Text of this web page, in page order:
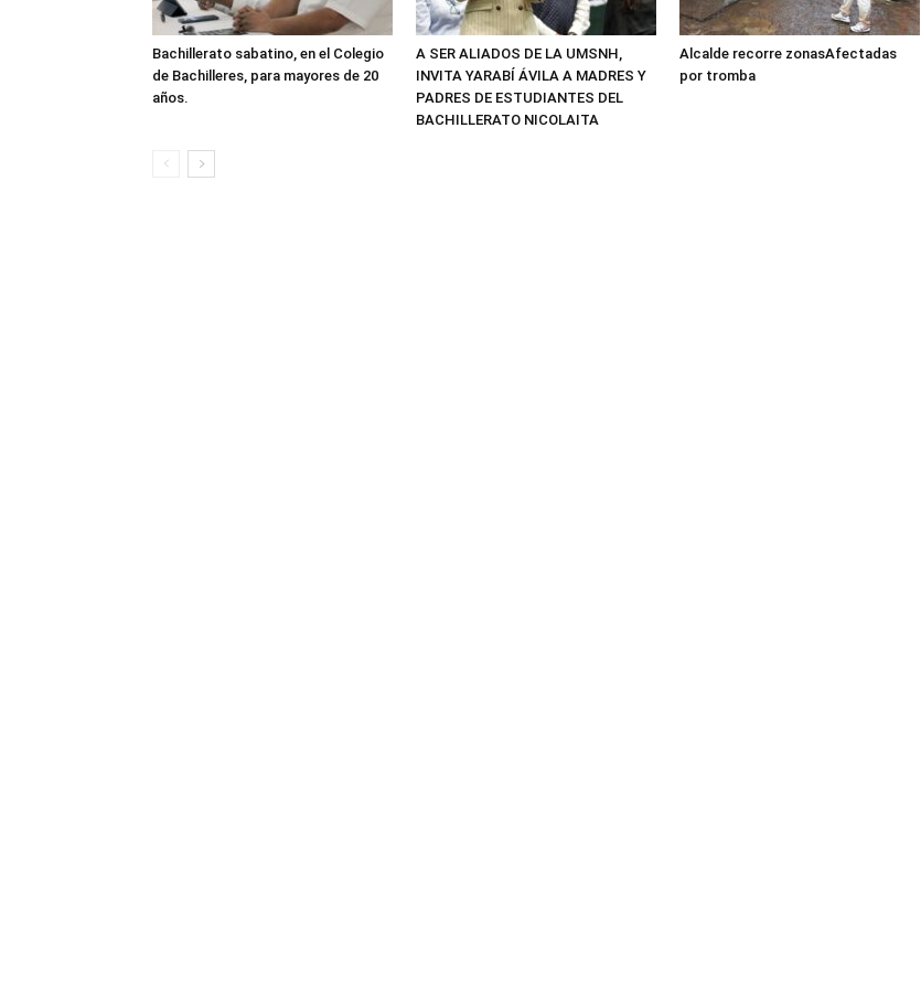
Bachillerato sabatino, en el Colegio
de Bachilleres, para mayores de 20
años.
A SER ALIADOS DE LA UMSNH,
INVITA YARABÍ ÁVILA A MADRES Y
PADRES DE ESTUDIANTES DEL
BACHILLERATO NICOLAITA
Alcalde recorre zonasAfectadas
por tromba